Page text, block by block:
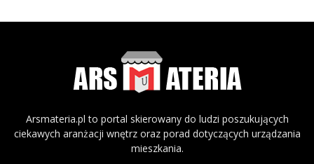
Arsmateria.pl to portal skierowany do ludzi poszukujących
ciekawych aranżacji wnętrz oraz porad dotyczących urządzania
mieszkania.